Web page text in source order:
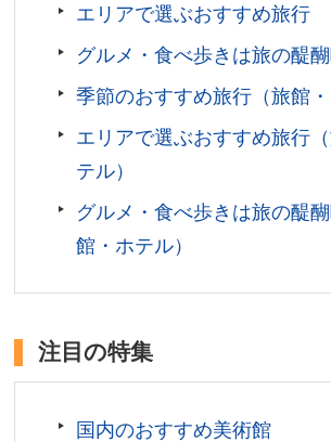
お問い合わせ／017-722-5080（青森
構 観光産業振興グループ）
エリアで選ぶおすすめ旅行
グルメ・食べ歩きは旅の醍醐
季節のおすすめ旅行（旅館・
エリアで選ぶおすすめ旅行
テル）
グルメ・食べ歩きは旅の醍
館・ホテル）
注目の特集
国内のおすすめ美術館